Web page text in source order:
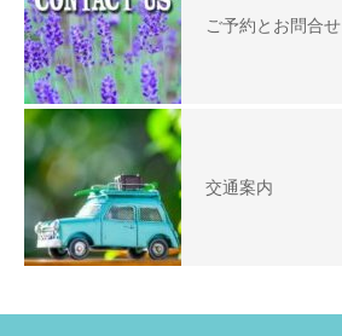
ご予約とお問合せ
交通案内